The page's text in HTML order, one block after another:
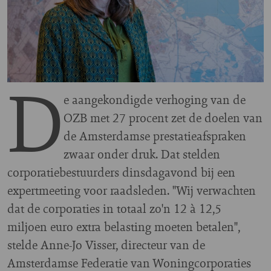
D e aangekondigde verhoging van de
OZB met 27 procent zet de doelen van
de Amsterdamse prestatieafspraken
zwaar onder druk. Dat stelden
corporatiebestuurders dinsdagavond bij een
expertmeeting voor raadsleden. "Wij verwachten
dat de corporaties in totaal zo'n 12 à 12,5
miljoen euro extra belasting moeten betalen",
stelde Anne-Jo Visser, directeur van de
Amsterdamse Federatie van Woningcorporaties